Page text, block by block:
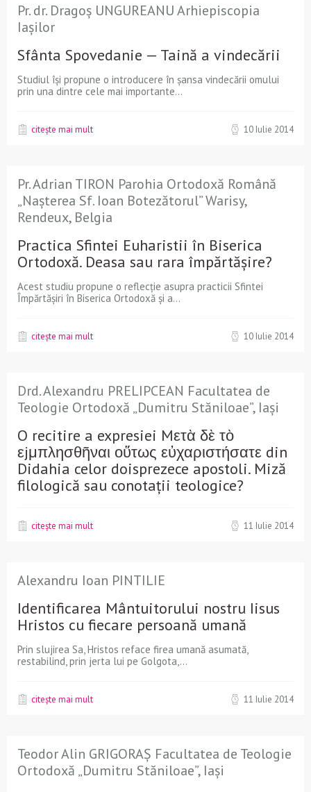
Pr. dr. Dragoș UNGUREANU Arhiepiscopia
Iașilor
Sfânta Spovedanie — Taină a vindecării
Studiul își propune o introducere în șansa vindecării omului
prin una dintre cele mai importante...
citește mai mult 10 Iulie 2014
Pr. Adrian TIRON Parohia Ortodoxă Română
„Nașterea Sf. Ioan Botezătorul” Warisy,
Rendeux, Belgia
Practica Sfintei Euharistii în Biserica
Ortodoxă. Deasa sau rara împărtășire?
Acest studiu propune o reflecție asupra practicii Sfintei
Împărtășiri în Biserica Ortodoxă și a...
citește mai mult 10 Iulie 2014
Drd. Alexandru PRELIPCEAN Facultatea de
Teologie Ortodoxă „Dumitru Stăniloae”, Iași
O recitire a expresiei Mετὰ δὲ τὸ
εjμπλησθῆναι οὕτως εὐχαριστήσατε din
Didahia celor doisprezece apostoli. Miză
filologică sau conotații teologice?
citește mai mult 11 Iulie 2014
Alexandru Ioan PINTILIE
Identificarea Mântuitorului nostru Iisus
Hristos cu fiecare persoană umană
Prin slujirea Sa, Hristos reface firea umană asumată,
restabilind, prin jerta lui pe Golgota,...
citește mai mult 11 Iulie 2014
Teodor Alin GRIGORAȘ Facultatea de Teologie
Ortodoxă „Dumitru Stăniloae”, Iași